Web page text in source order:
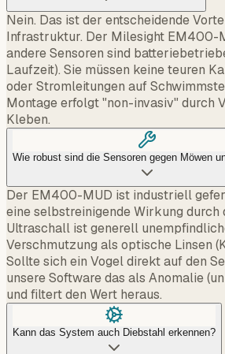
Nein. Das ist der entscheidende
Infrastruktur. Der Milesight EM400-
andere Sensoren sind
Laufzeit). Sie müssen keine teuren
oder Stromleitungen auf
Montage erfolgt "non-invasiv" durch
Kleben.
Wie robust sind die Sensoren gegen Möwen
Der EM400-MUD ist industriell
eine selbstreinigende Wirkung durch
Ultraschall ist generell
Verschmutzung als optische Linsen
Sollte sich ein Vogel direkt auf den
unsere Software das als Anomalie
und filtert den Wert heraus.
Kann das System auch Diebstahl erkennen?